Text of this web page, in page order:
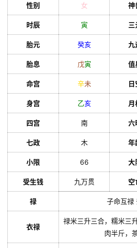
性别 女 神
时辰 寅 三
胎元 癸亥 九
胎息 戊寅 值
命宫 辛未 日
身宫 乙亥 月
四宫 南 六
七政 木 年
小限 66 大
受生钱 九万贯 空
禄 子命互禄
衣禄
禄米三升三合，糯米三
肉半斤，